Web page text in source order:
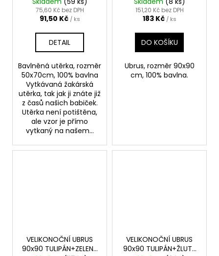
75,60 Kč bez DPH
91,50 Kč / ks
DETAIL
Bavlněná utěrka, rozměr
50x70cm, 100% bavlna
Vytkávaná žakárská
utěrka, tak jak ji znáte již
z časů našich babiček.
Utěrka není potištěna,
ale vzor je přímo
vytkaný na našem...
151,20 Kč bez DPH
183 Kč / ks
DO KOŠÍKU
Ubrus, rozměr 90x90
cm, 100% bavlna.
VELIKONOČNÍ UBRUS
90x90 TULIPÁN+ZELENÝ
VELIKONOČNÍ UBRUS
90x90 TULIPÁN+ŽLUTÝ